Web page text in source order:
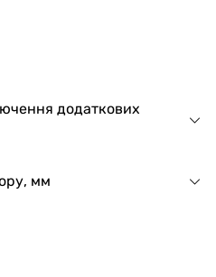
віддаленому
вигину регулюється.
занадто гарячу воду,
можливу висоту для
рішення для душових
а силіконова мембрана.
додаткових
мм